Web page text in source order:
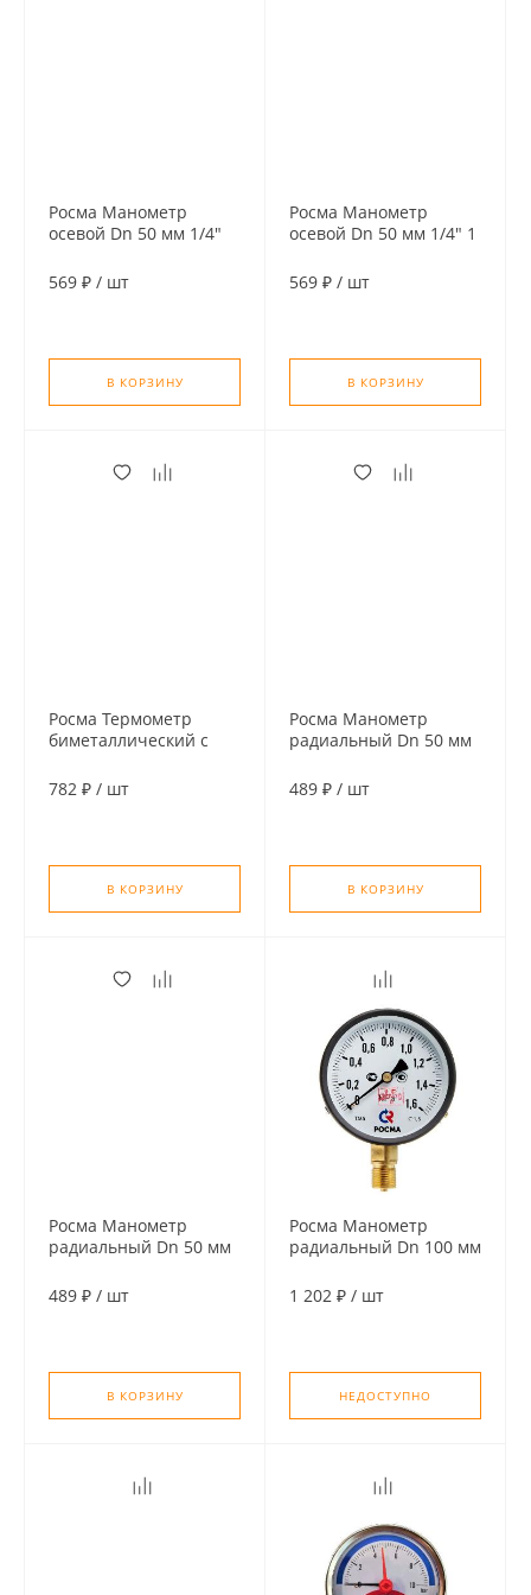
Росма Манометр
осевой Dn 50 мм 1/4"
569 ₽ / шт
В КОРЗИНУ
Росма Манометр
осевой Dn 50 мм 1/4" 1
569 ₽ / шт
В КОРЗИНУ
Росма Термометр
биметаллический с
63 мм, 120°С, гильза 46
782 ₽ / шт
В КОРЗИНУ
Росма Манометр
радиальный Dn 50 мм
489 ₽ / шт
В КОРЗИНУ
Росма Манометр
радиальный Dn 50 мм
489 ₽ / шт
В КОРЗИНУ
Росма Манометр
радиальный Dn 100 мм
1 202 ₽ / шт
НЕДОСТУПНО